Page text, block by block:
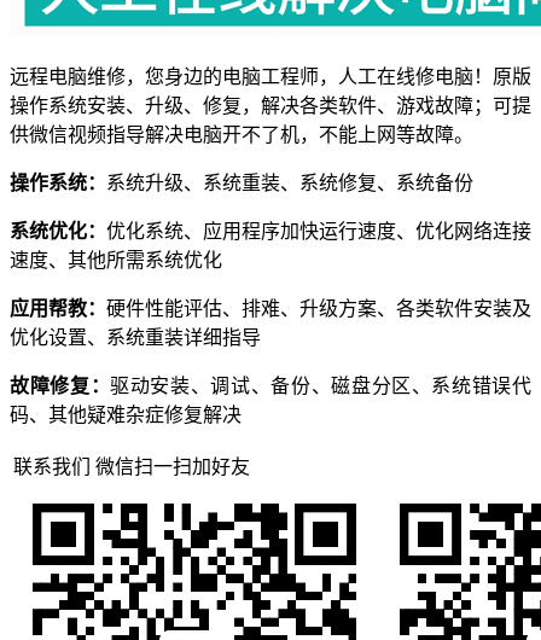
远程电脑维修，您身边的电脑工程师，人工在线修电脑！原版
操作系统安装、升级、修复，解决各类软件、游戏故障；可提
供微信视频指导解决电脑开不了机，不能上网等故障。
操作系统： 系统升级、系统重装、系统修复、系统备份
系统优化： 优化系统、应用程序加快运行速度、优化网络连接
速度、其他所需系统优化
应用帮教： 硬件性能评估、排难、升级方案、各类软件安装及
优化设置、系统重装详细指导
故障修复：驱动安装、调试、备份、磁盘分区、系统错误代
码、其他疑难杂症修复解决
联系我们 微信扫一扫加好友